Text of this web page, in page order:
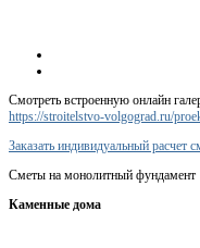
Смотреть встроенную онлайн
https://stroitelstvo-volgograd.ru/
Заказать индивидуальный расчет
Сметы на монолитный фундамент
Каменные дома